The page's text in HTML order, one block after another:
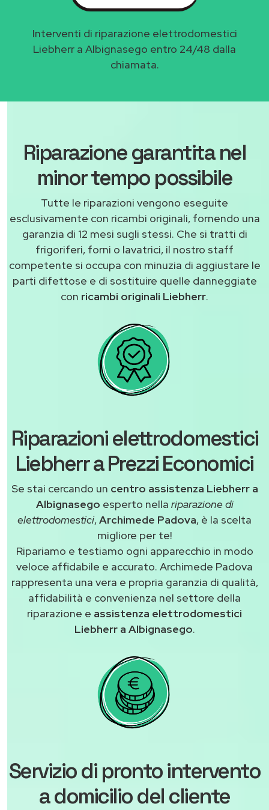
Interventi di riparazione elettrodomestici
Liebherr a Albignasego entro 24/48 dalla
chiamata.
Riparazione garantita nel
minor tempo possibile
Tutte le riparazioni vengono eseguite
esclusivamente con ricambi originali, fornendo una
garanzia di 12 mesi sugli stessi. Che si tratti di
frigoriferi, forni o lavatrici, il nostro staff
competente si occupa con minuzia di aggiustare le
parti difettose e di sostituire quelle danneggiate
con ricambi originali Liebherr.
Riparazioni elettrodomestici
Liebherr a Prezzi Economici
Se stai cercando un centro assistenza Liebherr a
Albignasego esperto nella riparazione di
elettrodomestici,Archimede Padova, è la scelta
migliore per te!
Ripariamo e testiamo ogni apparecchio in modo
veloce affidabile e accurato. Archimede Padova
rappresenta una vera e propria garanzia di qualità,
affidabilità e convenienza nel settore della
riparazione e assistenza elettrodomestici
Liebherr a Albignasego.
Servizio di pronto intervento
a domicilio del cliente